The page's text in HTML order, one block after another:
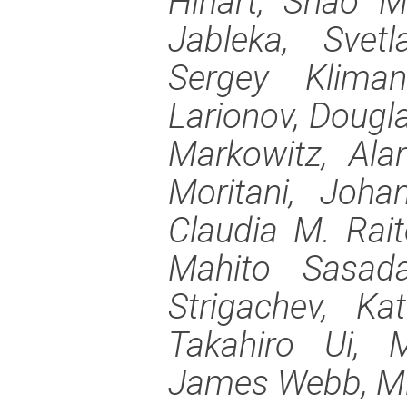
Jableka,
Sergey
Larionov,
Markowitz,
Moritani,
Claudia M.
Mahito
Strigachev,
Takahiro Ui,
James Webb,